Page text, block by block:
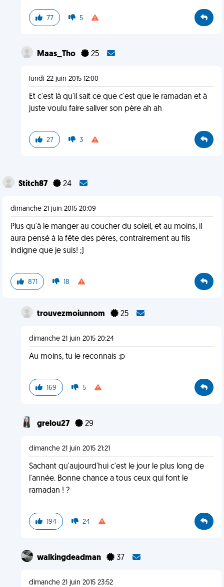
77 5
Maas_Tho 25
lundi 22 juin 2015 12:00
Et c'est là qu'il sait ce que c'est que le ramadan et à
juste voulu faire saliver son père ah ah
27 3
Stitch87 24
dimanche 21 juin 2015 20:09
Plus qu'à le manger au coucher du soleil, et au moins, il
aura pensé à la fête des pères, contrairement au fils
indigne que je suis! ;)
871 18
trouvezmoiunnom 25
dimanche 21 juin 2015 20:24
Au moins, tu le reconnais :p
169 5
grelou27 29
dimanche 21 juin 2015 21:21
Sachant qu'aujourd'hui c'est le jour le plus long de
l'année. Bonne chance a tous ceux qui font le
ramadan ! ?
194 24
walkingdeadman 37
dimanche 21 juin 2015 23:52